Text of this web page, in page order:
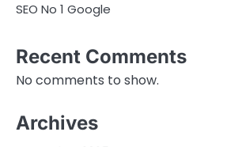
SEO No 1 Google
Recent Comments
No comments to show.
Archives